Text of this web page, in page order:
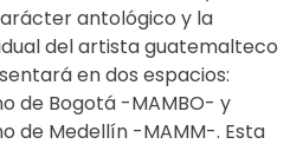
antológico y la
del artista guatemalteco
en dos espacios:
de Bogotá -MAMBO- y
de Medellín -MAMM-. Esta